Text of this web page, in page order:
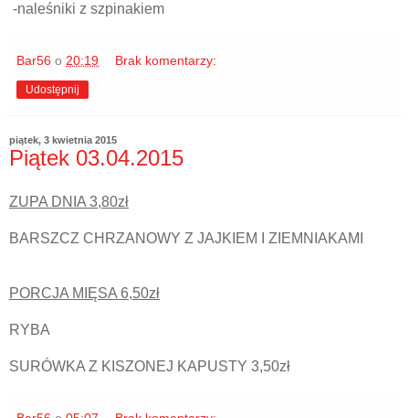
-naleśniki z szpinakiem
Bar56 o 20:19 Brak komentarzy:
Udostępnij
piątek, 3 kwietnia 2015
Piątek 03.04.2015
ZUPA DNIA 3,80zł
BARSZCZ CHRZANOWY Z JAJKIEM I ZIEMNIAKAMI
PORCJA MIĘSA 6,50zł
RYBA
SURÓWKA Z KISZONEJ KAPUSTY 3,50zł